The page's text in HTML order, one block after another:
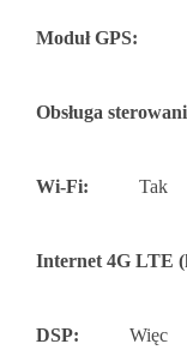
Moduł GPS:
Obsługa
Wi-Fi: Tak
Internet 4G LTE
DSP: Więc